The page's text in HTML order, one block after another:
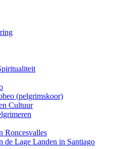
(pelgrimskoor)
Cultuur
Roncesvalles
de Lage Landen in Santiago